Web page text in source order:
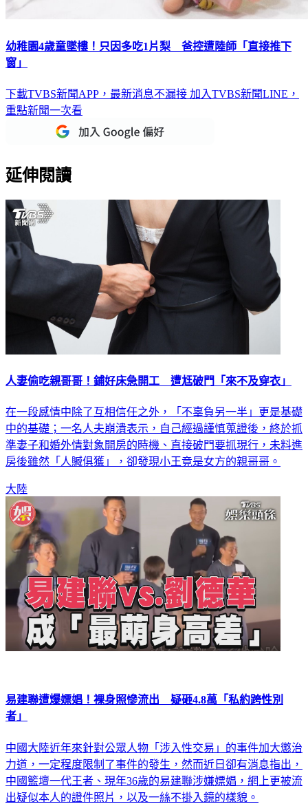
幼稚園4歲童墜樓！只因多吃1片梨 爸控遭陸師「直接推下
下載TVBS新聞APP，最新消息不漏接
重點新聞一次看
在一段感情中除了互相信任之外，「不辜負另一半」更是基礎
中的基礎；一名人夫崩潰表示，自己經過謹慎蒐證後，終於抓
準妻子和婚外情對象開房的時機、直接破門要抓現行，未料進
大陸
易建聯遭爆嫖娼！裸身照慘流出 疑砸4.8萬「私約跨性別
中國大陸近年來針對公眾人物「涉入性交易」的事件加大懲治
力道，一定程度限制了事件的發生，然而近日卻有消息指出，
中國籃壇一代王者、現年36歲的易建聯涉嫌嫖娼，網上更被流